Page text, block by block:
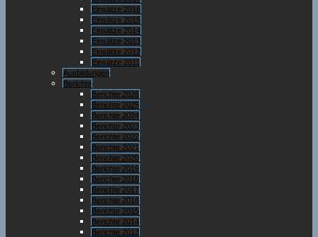
Einsätze 2016
Einsätze 2015
Einsätze 2014
Einsätze 2013
Einsätze 2012
Einsätze 2011
Ausbildungen
Berichte
Berichte 2026
Berichte 2025
Berichte 2024
Berichte 2023
Berichte 2022
Berichte 2021
Berichte 2020
Berichte 2019
Berichte 2018
Berichte 2017
Berichte 2016
Berichte 2015
Berichte 2014
Berichte 2013